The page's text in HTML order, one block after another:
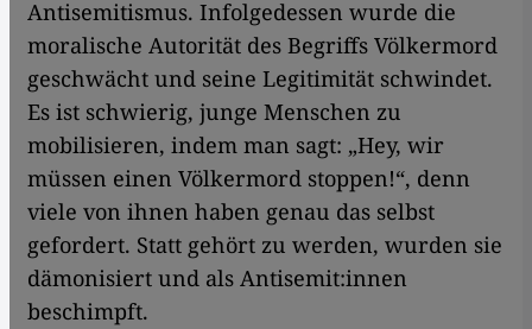
Antisemitismus. Infolgedessen wurde die
moralische Autorität des Begriffs Völkermord
geschwächt und seine Legitimität schwindet.
Es ist schwierig, junge Menschen zu
mobilisieren, indem man sagt: „Hey, wir
müssen einen Völkermord stoppen!“, denn
viele von ihnen haben genau das selbst
gefordert. Statt gehört zu werden, wurden sie
dämonisiert und als Antisemit:innen
beschimpft.